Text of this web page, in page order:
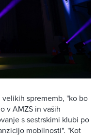
velikih sprememb, "ko bo
v AMZS in vaših
s sestrskimi klubi po
mobilnosti". "Kot